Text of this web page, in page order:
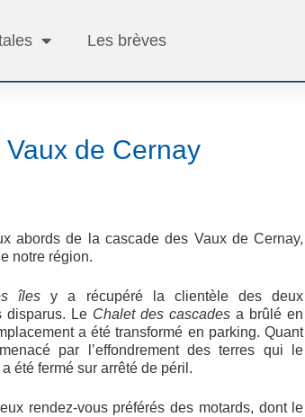
Les brèves
de Cernay
abords de la cascade des Vaux de Cernay,
notre région.
îles y a récupéré la clientèle des deux
disparus. Le Chalet des cascadesa brûlé en
a été transformé en parking. Quant
par l’effondrement des terres qui le
été fermé sur arrêté de péril.
rendez-vous préférés des motards, dont le